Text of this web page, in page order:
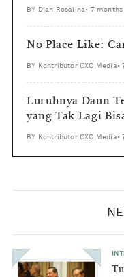
BY Dian Rosalina • 7 months
No Place Like:
BY Kontributor CXO Media •
Luruhnya Daun
yang Tak Lagi
BY Kontributor CXO Media •